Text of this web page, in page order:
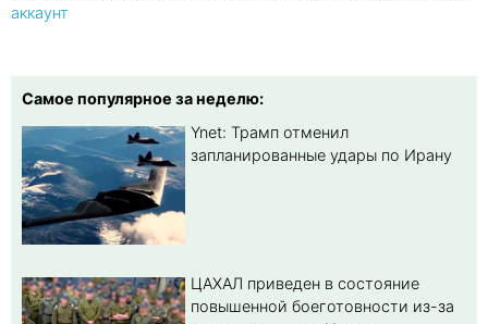
аккаунт
Самое популярное за неделю:
Ynet: Трамп отменил
запланированные удары по Ирану
ЦАХАЛ приведен в состояние
повышенной боеготовности из-за